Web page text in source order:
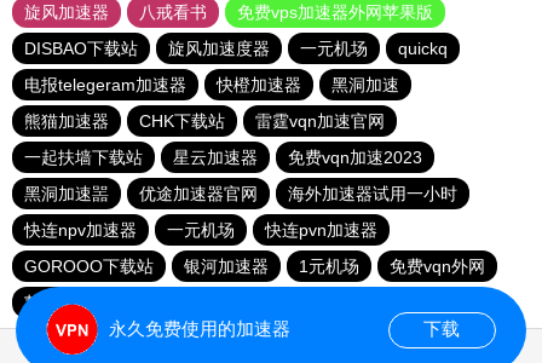
旋风加速器
八戒看书
免费vps加速器外网苹果版
DISBAO下载站
旋风加速度器 一元机场
quickq
电报telegeram加速器
快橙加速器
黑洞加速
熊猫加速器
CHK下载站
雷霆vqn加速官网
一起扶墙下载站
星云加速器
免费vqn加速2023
黑洞加速噐
优途加速器官网
海外加速器试用一小时
快连npv加速器
一元机场
快连pvn加速器
GOROOO下载站
银河加速器 1元机场
免费vqn外网
苹果加速器
永久免费使用的加速器 下载